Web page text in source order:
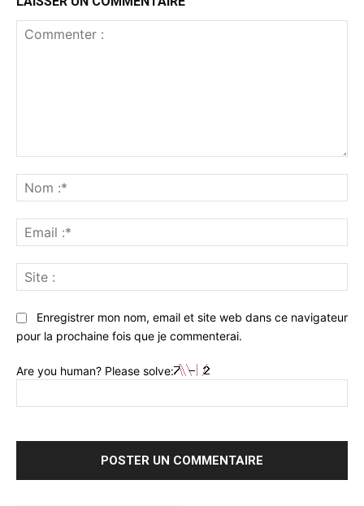
:*
:*
:
Enregistrer mon nom, email et site web dans ce navigateur
pour la prochaine fois que je commenterai.
Are you human? Please solve: